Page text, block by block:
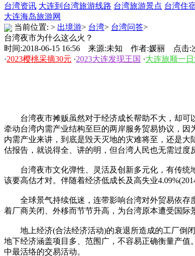
台湾资讯 大连到台湾旅游线路 台湾旅游景点 台湾住
大连海岛旅游网
当前位置: > 出境游> 台湾> 台湾问答>
台湾夜市为什么这么火？
时间:2018-06-15 16:56 来源:未知 作者:媛丽 点击:
·2023樱桃采摘30元 ·2023大连发现王国 ·大连旅顺一日
台湾夜市摊贩虽然对于经济成长帮助不大，却可
牵动台湾内需产业结构至巨的两岸服务贸易协议，
内需产业来讲，到底是毁天灭地的灾难将至，还是
估报告，就说得全、讲的明，但台湾人民也无需过度
台湾夜市文化弹性、灵活及创新多元化，有传统地
该要高估才对。伴随着经济低成长及高失业
全球景气持续低迷，连带影响台湾对外贸易依存
着厂商关闭、外移而节节升高，为台湾原本遭受国际
地上经济(合法经济活动)的衰退所造成的工厂倒闭
地下经济涵盖项目多、范围广，不容易正确衡量产
中最活络的交易活动。